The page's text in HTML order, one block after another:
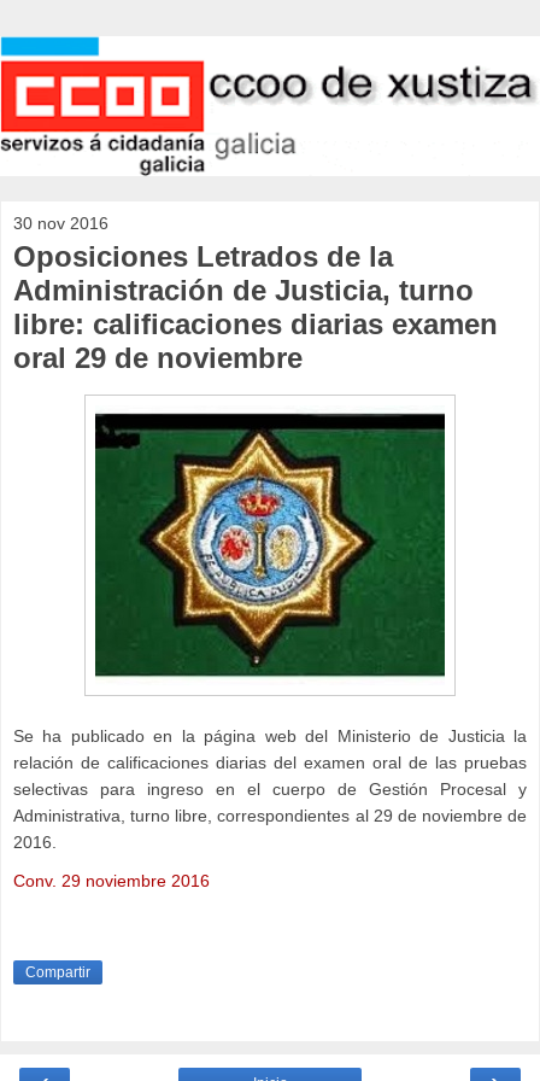
30 nov 2016
Oposiciones Letrados de la
Administración de Justicia, turno
libre: calificaciones diarias examen
oral 29 de noviembre
Se ha publicado en la página web del Ministerio de Justicia la
relación de calificaciones diarias del examen oral de las pruebas
selectivas para ingreso en el cuerpo de Gestión Procesal y
Administrativa, turno libre, correspondientes al 29 de noviembre de
2016.
Conv. 29 noviembre 2016
Compartir